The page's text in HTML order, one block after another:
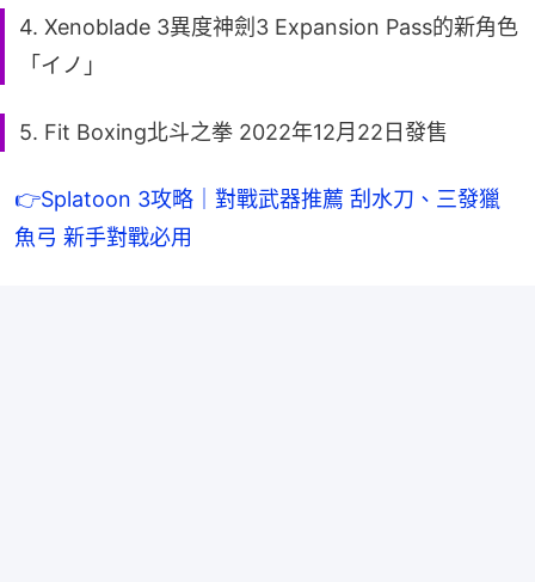
4. Xenoblade 3異度神劍3 Expansion Pass的新角色
「イノ」
5. Fit Boxing北斗之拳 2022年12月22日發售
👉Splatoon 3攻略｜對戰武器推薦 刮水刀、三發獵
魚弓 新手對戰必用